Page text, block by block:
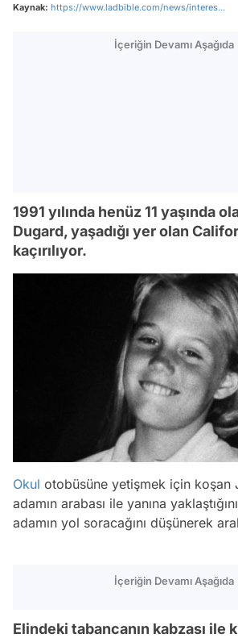
Kaynak: https://www.ladbible.com/news/interes...
İçeriğin Devamı Aşağıda
1991 yılında henüz 11 yaşında
Dugard, yaşadığı yer olan
kaçırılıyor.
Okul otobüsüne yetişmek için koşan
adamın arabası ile yanına
adamın yol soracağını düşünerek
İçeriğin Devamı Aşağıda
Elindeki tabancanın kabzası ile